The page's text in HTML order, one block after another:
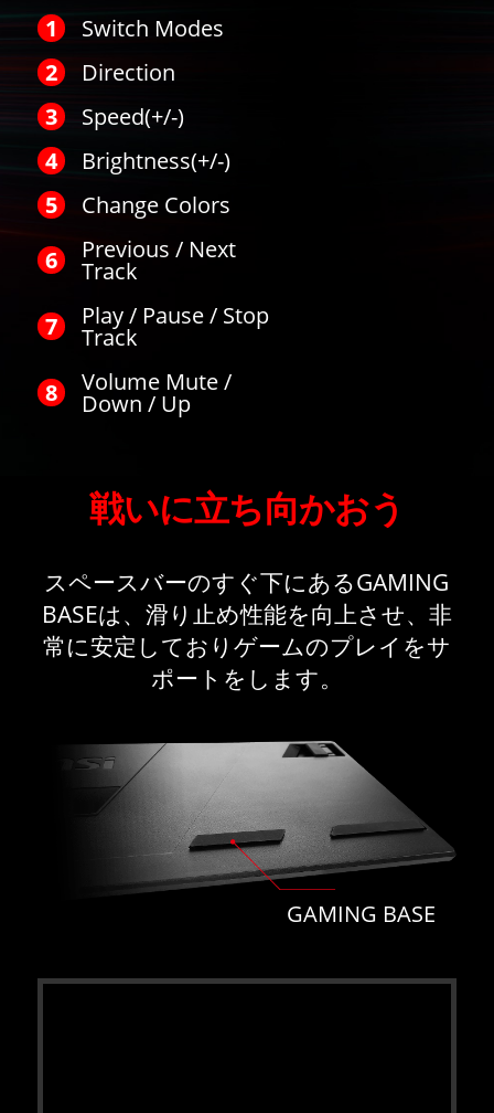
Switch Modes
Direction
Speed(+/-)
Brightness(+/-)
Change Colors
Previous / Next
Track
Play / Pause / Stop
Track
Volume Mute /
Down / Up
戦いに立ち向かおう
スペースバーのすぐ下にあるGAMING
BASEは、滑り止め性能を向上させ、非
常に安定しておりゲームのプレイをサ
ポートをします。
GAMING BASE